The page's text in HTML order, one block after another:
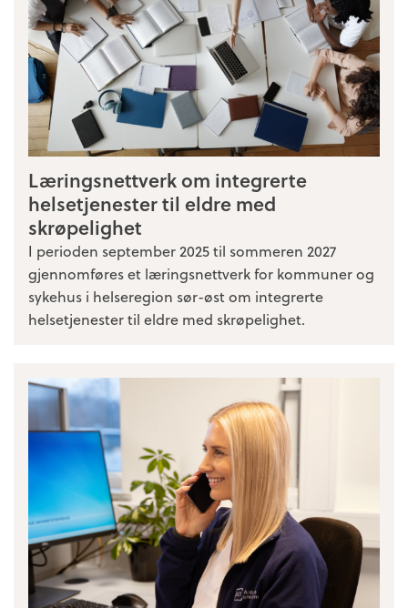
Læringsnettverk om integrerte
helsetjenester til eldre med
skrøpelighet
I perioden september 2025 til sommeren 2027
gjennomføres et læringsnettverk for kommuner og
sykehus i helseregion sør-øst om integrerte
helsetjenester til eldre med skrøpelighet.